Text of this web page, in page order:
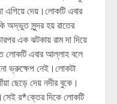
এগিয়ে দেয়।লোকটি এবার
অদ্ভুত সুন্দর হয় রাতের
এক ঝটকায় রাম দা দিয়ে
লোকটি এবার আল্লাহ বলে
ভ্রুক্ষেপ নেই।লোকটা
ছেড়ে দেয় নদীর বুকে।
র*ক্তের দিকে লোকটি